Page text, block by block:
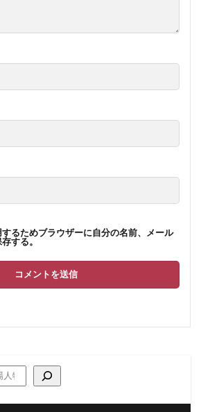
るためブラウザーに自分の名前、メール
する。